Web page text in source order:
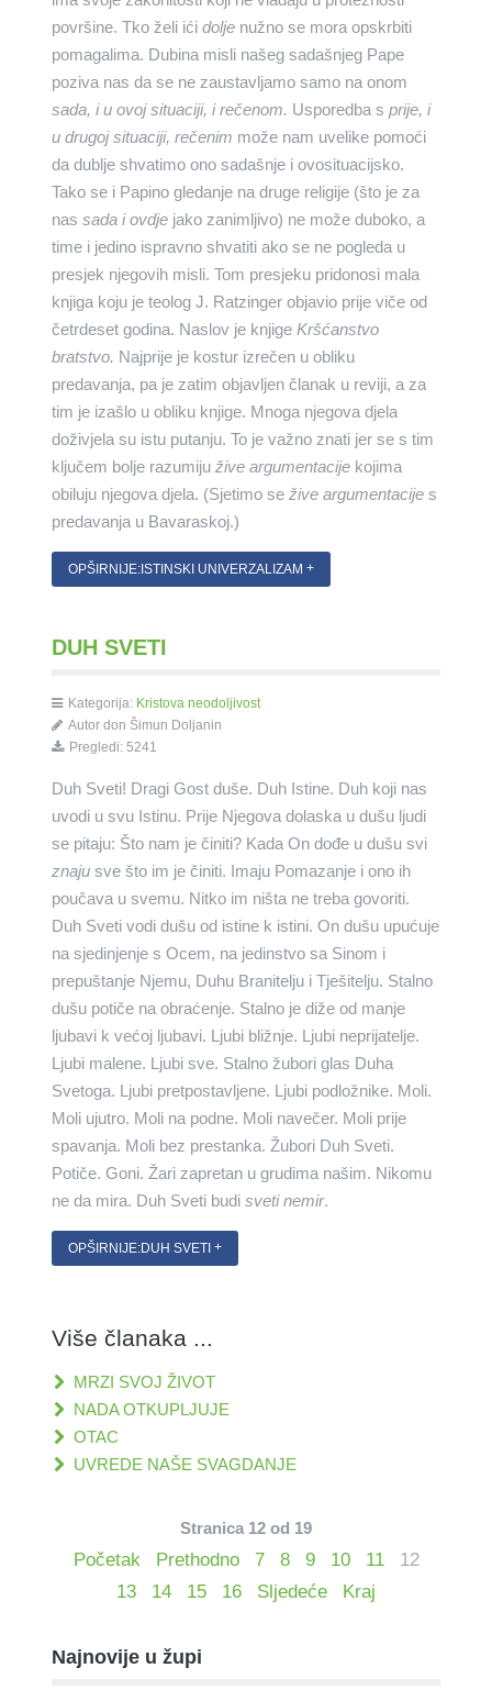
površine. Tko želi ići dolje nužno se mora opskrbiti
pomagalima. Dubina misli našeg sadašnjeg Pape
poziva nas da se ne zaustavljamo samo na onom
sada, i u ovoj situaciji, i rečenom. Usporedba s prije, i
u drugoj situaciji, rečenim može nam uvelike pomoći
da dublje shvatimo ono sadašnje i ovosituacijsko.
Tako se i Papino gledanje na druge religije (što je za
nas sada i ovdjejako zanimljivo) ne može duboko, a
time i jedino ispravno shvatiti ako se ne pogleda u
presjek njegovih misli. Tom presjeku pridonosi mala
knjiga koju je teolog J. Ratzinger objavio prije viče od
četrdeset godina. Naslov je knjige Kršćanstvo
bratstvo. Najprije je kostur izrečen u obliku
predavanja, pa je zatim objavljen članak u reviji, a za
tim je izašlo u obliku knjige. Mnoga njegova djela
doživjela su istu putanju. To je važno znati jer se s tim
ključem bolje razumiju žive argumentacijekojima
obiluju njegova djela. (Sjetimo se žive argumentacijes
predavanja u Bavaraskoj.)
OPŠIRNIJE:ISTINSKI UNIVERZALIZAM
DUH SVETI
Kategorija: Kristova neodoljivost
Autor don Šimun Doljanin
Pregledi: 5241
Duh Sveti! Dragi Gost duše. Duh Istine. Duh koji nas
uvodi u svu Istinu. Prije Njegova dolaska u dušu ljudi
se pitaju: Što nam je činiti? Kada On dođe u dušu svi
znajusve što im je činiti. Imaju Pomazanje i ono ih
poučava u svemu. Nitko im ništa ne treba govoriti.
Duh Sveti vodi dušu od istine k istini. On dušu upućuje
na sjedinjenje s Ocem, na jedinstvo sa Sinom i
prepuštanje Njemu, Duhu Branitelju i Tješitelju. Stalno
dušu potiče na obraćenje. Stalno je diže od manje
ljubavi k većoj ljubavi. Ljubi bližnje. Ljubi neprijatelje.
Ljubi malene. Ljubi sve. Stalno žubori glas Duha
Svetoga. Ljubi pretpostavljene. Ljubi podložnike. Moli.
Moli ujutro. Moli na podne. Moli navečer. Moli prije
spavanja. Moli bez prestanka. Žubori Duh Sveti.
Potiče. Goni. Žari zapretan u grudima našim. Nikomu
ne da mira. Duh Sveti budi sveti nemir.
OPŠIRNIJE:DUH SVETI
Više članaka ...
MRZI SVOJ ŽIVOT
NADA OTKUPLJUJE
OTAC
UVREDE NAŠE SVAGDANJE
Stranica 12 od 19
Početak Prethodno 7 8 9 10 11
12
13
14 15 16 Sljedeće Kraj
Najnovije u župi